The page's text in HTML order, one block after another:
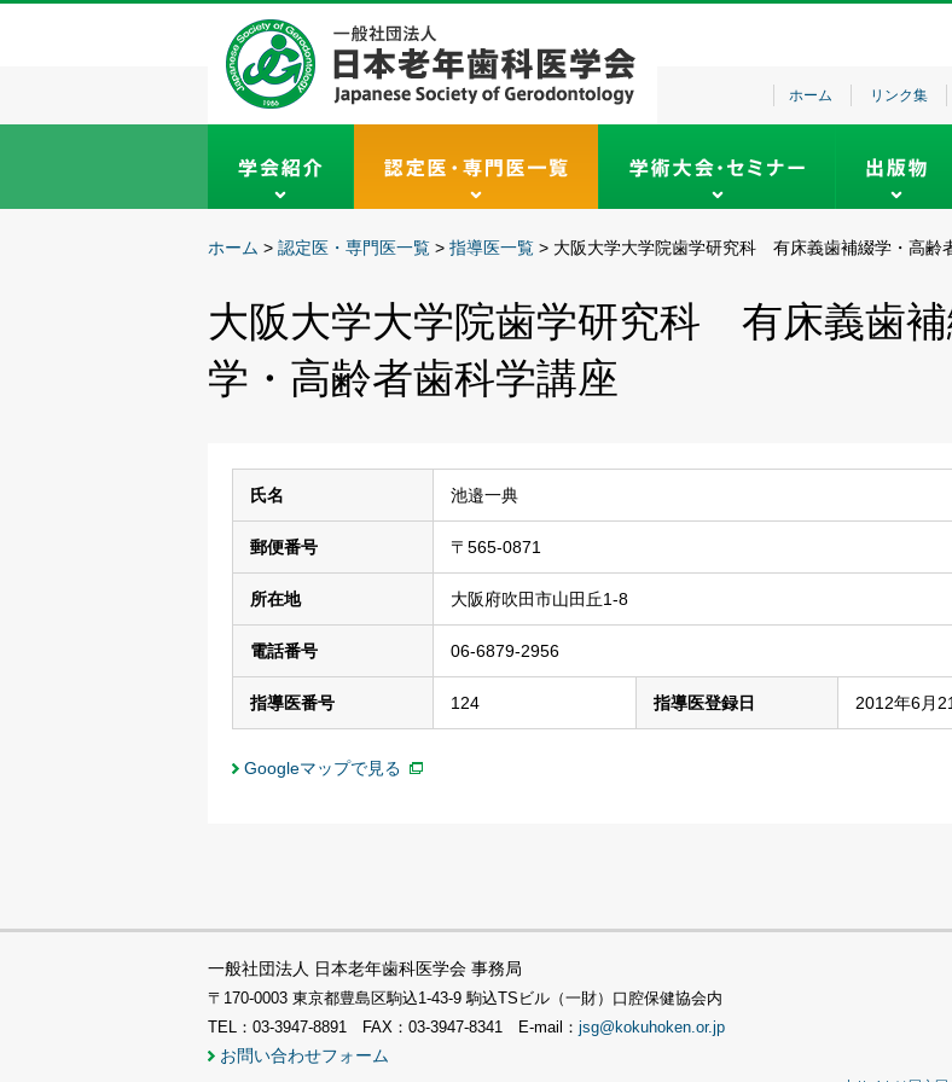
ホーム リンク集
ホーム > 認定医・専門医一覧 > 指導医一覧 > 大阪大学大学院歯学研究科 有床義歯補綴学・高齢
大阪大学大学院歯学研究科 有床義歯
学・高齢者歯科学講座
氏名 池邉一典
郵便番号 〒565-0871
所在地 大阪府吹田市山田丘1-8
電話番号 06-6879-2956
指導医番号 124 指導医登録日 2012年6月
Googleマップで見る
一般社団法人 日本老年歯科医学会 事務局
〒170-0003 東京都豊島区駒込1-43-9 駒込TSビル（一財）口腔保健協会内
TEL：03-3947-8891 FAX：03-3947-8341 E-mail： jsg@kokuhoken.or.jp
お問い合わせフォーム